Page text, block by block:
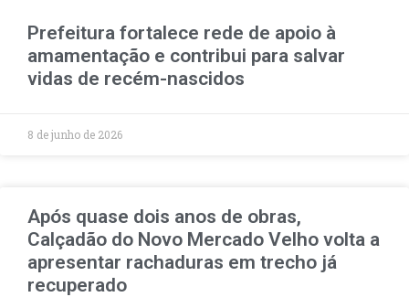
Prefeitura fortalece rede de apoio à
amamentação e contribui para salvar
vidas de recém-nascidos
8 de junho de 2026
Após quase dois anos de obras,
Calçadão do Novo Mercado Velho volta a
apresentar rachaduras em trecho já
recuperado